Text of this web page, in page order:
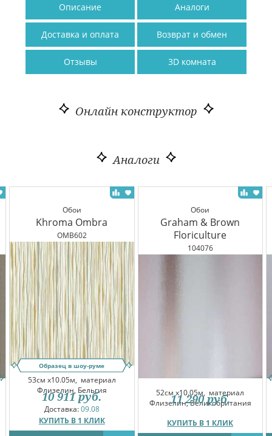
Описание Аналоги
Доставка и оплата Возврат и обмен
Отзывы 3D комната
Онлайн конструктор
Аналоги
Обои
Khroma Ombra
OMB602
Образец в шоу-руме
53см x10.05м, материал
Флизелин, Бельгия
Доставка:09.08
КУПИТЬ В 1 КЛИК
10 911 руб.
Обои
Graham & Brown
Floriculture
104076
52см x10.05м, материал
Флизелин, Великобритания
КУПИТЬ В 1 КЛИК
11 290 руб.